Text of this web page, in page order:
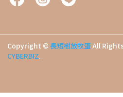
Copyright © 長短樹放牧蛋All
CYBERBIZ.